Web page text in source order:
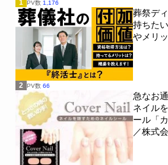
1 PV数 1,176
葬祭デ
持ちた
やメリ
2 PV数 66
急なお
ネイル
ール「
／株式